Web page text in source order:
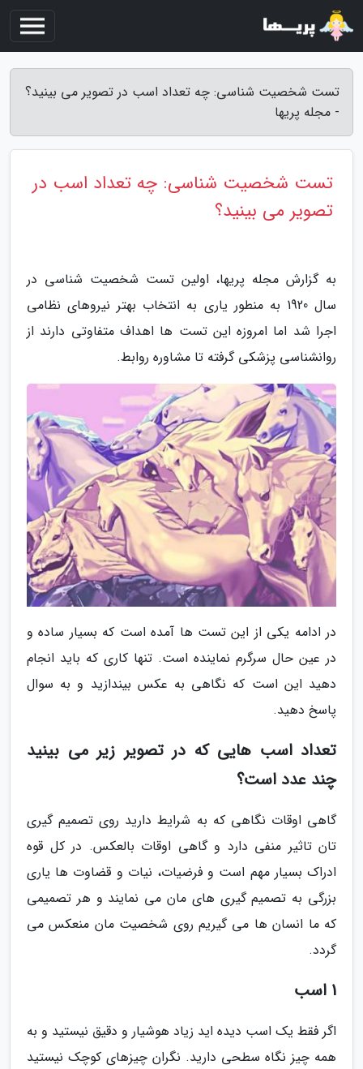
تست شخصیت شناسی: چه تعداد اسب در تصویر می بینید؟
- مجله پریها
تست شخصیت شناسی: چه تعداد اسب در
تصویر می بینید؟
به گزارش مجله پریها، اولین تست شخصیت شناسی در
سال 1920 به منطور یاری به انتخاب بهتر نیروهای نظامی
اجرا شد اما امروزه این تست ها اهداف متفاوتی دارند از
روانشناسی پزشکی گرفته تا مشاوره روابط.
در ادامه یکی از این تست ها آمده است که بسیار ساده و
در عین حال سرگرم نماینده است. تنها کاری که باید انجام
دهید این است که نگاهی به عکس بیندازید و به سوال
پاسخ دهید.
تعداد اسب هایی که در تصویر زیر می بینید
چند عدد است؟
گاهی اوقات نگاهی که به شرایط دارید روی تصمیم گیری
تان تاثیر منفی دارد و گاهی اوقات بالعکس. در کل قوه
ادراک بسیار مهم است و فرضیات، نیات و قضاوت ها یاری
بزرگی به تصمیم گیری های مان می نمایند و هر تصمیمی
که ما انسان ها می گیریم روی شخصیت مان منعکس می
گردد.
1 اسب
اگر فقط یک اسب دیده اید زیاد هوشیار و دقیق نیستید و به
همه چیز نگاه سطحی دارید. نگران چیزهای کوچک نیستید